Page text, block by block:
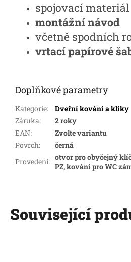
spojovací materiál
montážní návod
včetně spodních
vrtací papírové
Doplňkové parametry
Kategorie:
Dveřní kování a kliky
Záruka:
2 roky
EAN:
Zvolte variantu
Povrch:
černá
Provedení: otvor pro obyčejný
PZ, kování pro WC
Související